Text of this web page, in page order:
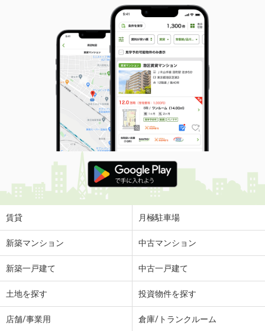
賃貸 月極駐車場
新築マンション 中古マンション
新築一戸建て 中古一戸建て
土地を探す 投資物件を探す
店舗/事業用 倉庫/トランクルーム